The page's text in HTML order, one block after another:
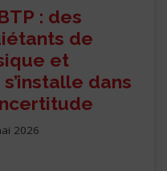
: des
de
et
dans
2026